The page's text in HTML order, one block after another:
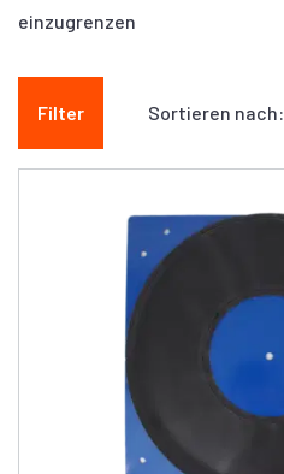
einzugrenzen
Filter Sortieren nach: